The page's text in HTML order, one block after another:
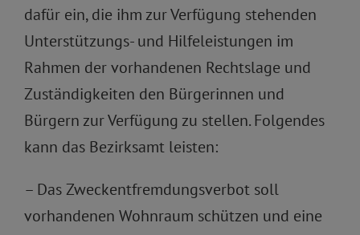
dafür ein, die ihm zur Verfügung stehenden
Unterstützungs- und Hilfeleistungen im
Rahmen der vorhandenen Rechtslage und
Zuständigkeiten den Bürgerinnen und
Bürgern zur Verfügung zu stellen. Folgendes
kann das Bezirksamt leisten:
– Das Zweckentfremdungsverbot soll
vorhandenen Wohnraum schützen und eine